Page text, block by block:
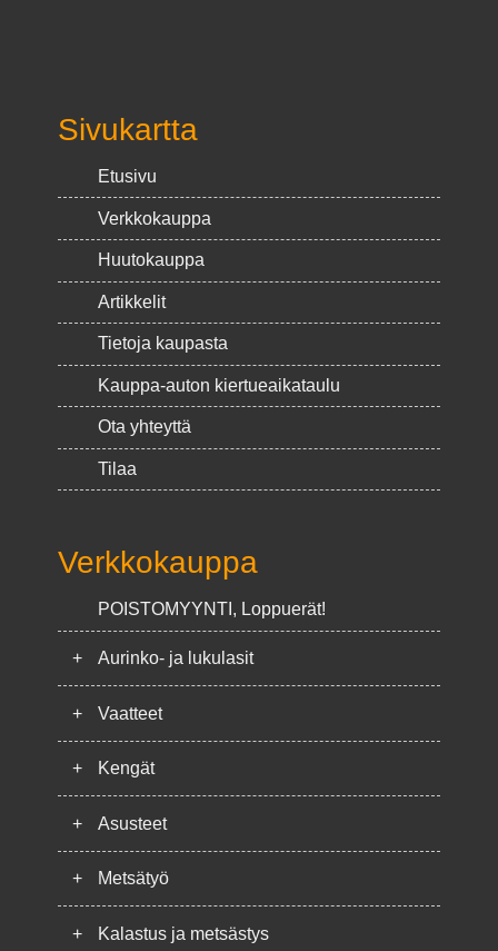
Sivukartta
Etusivu
Verkkokauppa
Huutokauppa
Artikkelit
Tietoja kaupasta
Kauppa-auton kiertueaikataulu
Ota yhteyttä
Tilaa
Verkkokauppa
POISTOMYYNTI, Loppuerät!
+ Aurinko- ja lukulasit
+ Vaatteet
+ Kengät
+ Asusteet
+ Metsätyö
+ Kalastus ja metsästys